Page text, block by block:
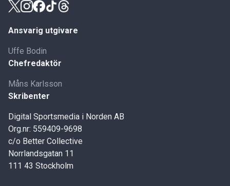
Ansvarig utgivare
Uffe Bodin
Chefredaktör
Måns Karlsson
Skribenter
Digital Sportsmedia i Norden AB
Org.nr: 559409-9698
c/o Better Collective
Norrlandsgatan 11
111 43 Stockholm